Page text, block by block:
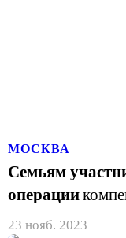
МОСКВА
Семьям
операции
23 нояб. 2023